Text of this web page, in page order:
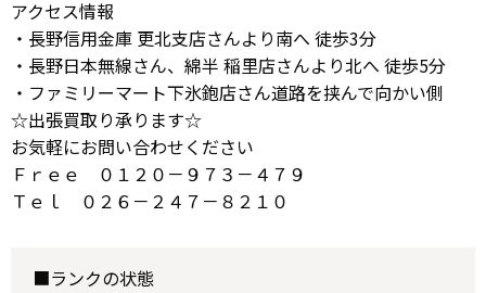
アクセス情報
・長野信用金庫 更北支店さんより南へ 徒歩3分
・長野日本無線さん、綿半 稲里店さんより北へ 徒歩5分
・ファミリーマート下氷鉋店さん道路を挟んで向かい側
☆出張買取り承ります☆
お気軽にお問い合わせください
Ｆｒｅｅ ０１２０－９７３－４７９
Ｔｅｌ ０２６－２４７－８２１０
■ランクの状態